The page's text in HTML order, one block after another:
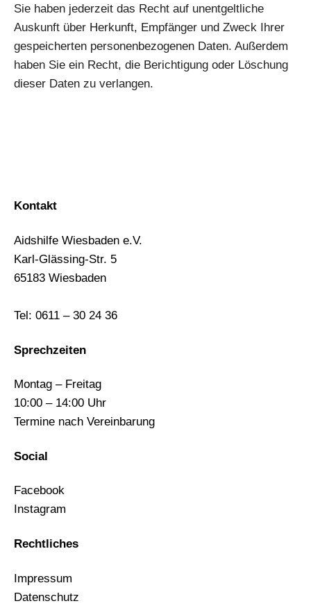
Sie haben jederzeit das Recht auf unentgeltliche
Auskunft über Herkunft, Empfänger und Zweck Ihrer
gespeicherten personenbezogenen Daten. Außerdem
haben Sie ein Recht, die Berichtigung oder Löschung
dieser Daten zu verlangen.
Kontakt
Aidshilfe Wiesbaden e.V.
Karl-Glässing-Str. 5
65183 Wiesbaden
Tel: 0611 – 30 24 36
Sprechzeiten
Montag – Freitag
10:00 – 14:00 Uhr
Termine nach Vereinbarung
Social
Facebook
Instagram
Rechtliches
Impressum
Datenschutz